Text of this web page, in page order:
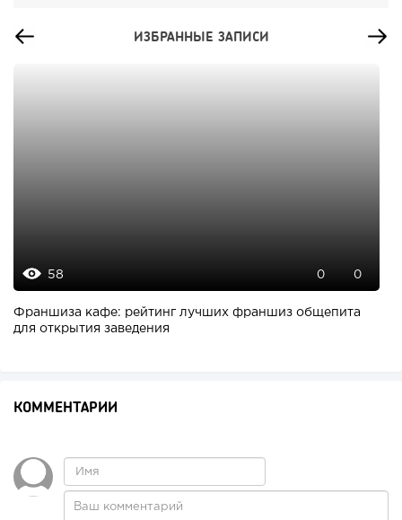
ИЗБРАННЫЕ ЗАПИСИ
58 0 0
Франшиза кафе: рейтинг лучших франшиз общепита
для открытия заведения
КОММЕНТАРИИ